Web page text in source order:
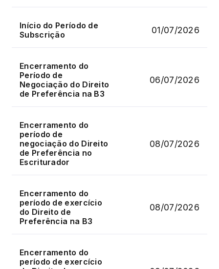
Início do Período de
Subscrição
01/07/2026
Encerramento do
Período de
Negociação do Direito
de Preferência na B3
06/07/2026
Encerramento do
período de
negociação do Direito
de Preferência no
Escriturador
08/07/2026
Encerramento do
período de exercício
do Direito de
Preferência na B3
08/07/2026
Encerramento do
período de exercício